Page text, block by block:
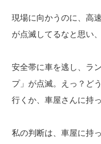
現場に向かうのに、高
が点滅してるなと思い
安全帯に車を逃し、ラ
プ」が点滅。えっ？ど
行くか、車屋さんに持
私の判断は、車屋に持